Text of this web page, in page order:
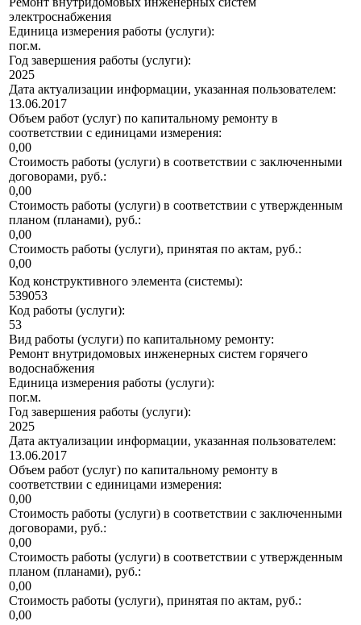
электроснабжения
Единица измерения работы (услуги):
пог.м.
Год завершения работы (услуги):
2025
Дата актуализации информации, указанная пользователем:
13.06.2017
Объем работ (услуг) по капитальному ремонту в
соответствии с единицами измерения:
0,00
Стоимость работы (услуги) в соответствии с заключенными
договорами, руб.:
0,00
Стоимость работы (услуги) в соответствии с утвержденным
планом (планами), руб.:
0,00
Стоимость работы (услуги), принятая по актам, руб.:
0,00
Код конструктивного элемента (системы):
539053
Код работы (услуги):
53
Вид работы (услуги) по капитальному ремонту:
Ремонт внутридомовых инженерных систем горячего
водоснабжения
Единица измерения работы (услуги):
пог.м.
Год завершения работы (услуги):
2025
Дата актуализации информации, указанная пользователем:
13.06.2017
Объем работ (услуг) по капитальному ремонту в
соответствии с единицами измерения:
0,00
Стоимость работы (услуги) в соответствии с заключенными
договорами, руб.:
0,00
Стоимость работы (услуги) в соответствии с утвержденным
планом (планами), руб.:
0,00
Стоимость работы (услуги), принятая по актам, руб.:
0,00